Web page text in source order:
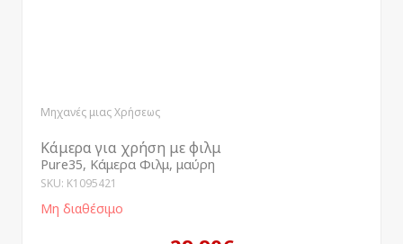
Μηχανές μιας Χρήσεως
Κάμερα για χρήση με φιλμ
Pure35, Κάμερα Φιλμ, μαύρη
SKU: K1095421
Μη διαθέσιμο